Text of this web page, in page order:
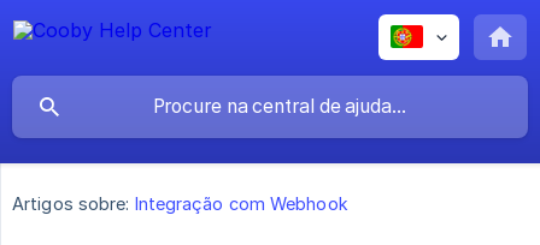
Artigos sobre: Integração com Webhook